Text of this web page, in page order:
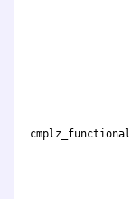
cmplz_functional